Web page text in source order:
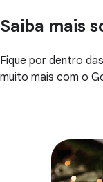
Saiba mais
Fique por dentro
muito mais com o